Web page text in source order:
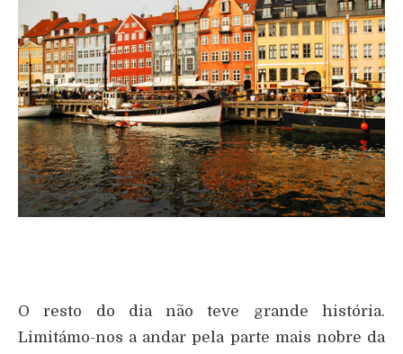
O resto do dia não teve grande história.
Limitámo-nos a andar pela parte mais nobre da